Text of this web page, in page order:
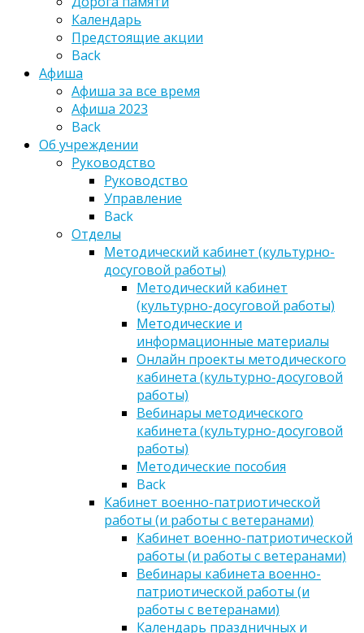
Календарь
Предстоящие акции
Back
Афиша
Афиша за все время
Афиша 2023
Back
Об учреждении
Руководство
Руководство
Управление
Back
Отделы
Методический кабинет (культурно-
досуговой работы)
Методический кабинет
(культурно-досуговой работы)
Методические и
информационные материалы
Онлайн проекты методического
кабинета (культурно-досуговой
работы)
Вебинары методического
кабинета (культурно-досуговой
работы)
Методические пособия
Back
Кабинет военно-патриотической
работы (и работы с ветеранами)
Кабинет военно-патриотической
работы (и работы с ветеранами)
Вебинары кабинета военно-
патриотической работы (и
работы с ветеранами)
Календарь праздничных и